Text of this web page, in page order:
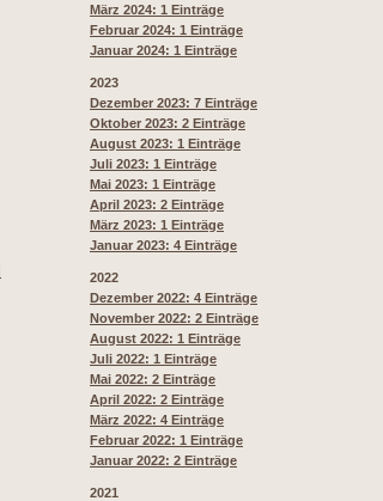
März 2024: 1 Einträge
Februar 2024: 1 Einträge
Januar 2024: 1 Einträge
2023
Dezember 2023: 7 Einträge
Oktober 2023: 2 Einträge
August 2023: 1 Einträge
Juli 2023: 1 Einträge
Mai 2023: 1 Einträge
April 2023: 2 Einträge
März 2023: 1 Einträge
Januar 2023: 4 Einträge
2022
Dezember 2022: 4 Einträge
November 2022: 2 Einträge
August 2022: 1 Einträge
Juli 2022: 1 Einträge
Mai 2022: 2 Einträge
April 2022: 2 Einträge
März 2022: 4 Einträge
Februar 2022: 1 Einträge
Januar 2022: 2 Einträge
2021